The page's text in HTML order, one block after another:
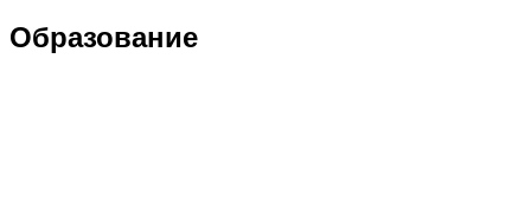
Образование